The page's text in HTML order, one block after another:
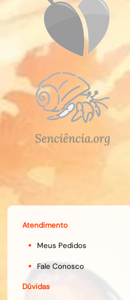
Atendimento
Meus Pedidos
Fale Conosco
Dúvidas